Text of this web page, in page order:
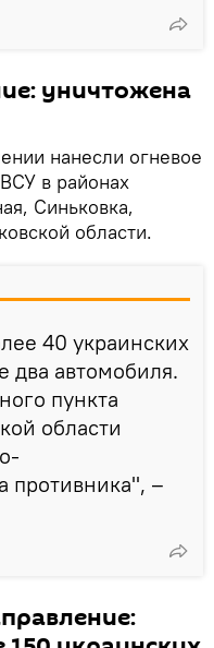
уничтожена
нанесли огневое
в районах
Синьковка,
области.
40 украинских
два автомобиля.
пункта
области
противника", –